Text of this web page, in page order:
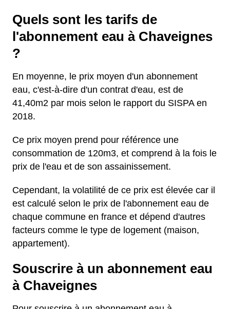
Quels sont les tarifs de
l'abonnement eau à Chaveignes
?
En moyenne, le prix moyen d'un abonnement
eau, c'est-à-dire d'un contrat d'eau, est de
41,40m2 par mois selon le rapport du SISPA en
2018.
Ce prix moyen prend pour référence une
consommation de 120m3, et comprend à la fois le
prix de l'eau et de son assainissement.
Cependant, la volatilité de ce prix est élevée car il
est calculé selon le prix de l'abonnement eau de
chaque commune en france et dépend d'autres
facteurs comme le type de logement (maison,
appartement).
Souscrire à un abonnement eau
à Chaveignes